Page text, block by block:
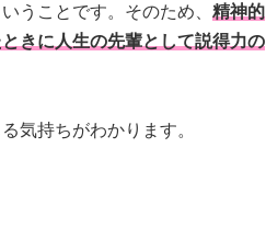
うことです。そのため、 精神的
きに人生の先輩として説得力の
気持ちがわかります。